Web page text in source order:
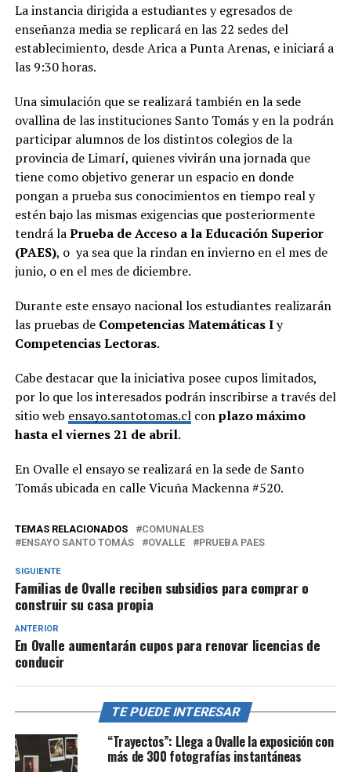
La instancia dirigida a estudiantes y egresados de
enseñanza media se replicará en las 22 sedes del
establecimiento, desde Arica a Punta Arenas, e iniciará a
las 9:30 horas.
Una simulación que se realizará también en la sede
ovallina de las instituciones Santo Tomás y en la podrán
participar alumnos de los distintos colegios de la
provincia de Limarí, quienes vivirán una jornada que
tiene como objetivo generar un espacio en donde
pongan a prueba sus conocimientos en tiempo real y
estén bajo las mismas exigencias que posteriormente
tendrá laPrueba de Acceso a la Educación Superior
(PAES), o ya sea que la rindan en invierno en el mes de
junio, o en el mes de diciembre.
Durante este ensayo nacional los estudiantes realizarán
las pruebas de Competencias Matemáticas Iy
Competencias Lectoras.
Cabe destacar que la iniciativa posee cupos limitados,
por lo que los interesados podrán inscribirse a través del
sitio web ensayo.santotomas.clconplazo máximo
hasta el viernes 21 de abril.
En Ovalle el ensayo se realizará en la sede de Santo
Tomás ubicada en calle Vicuña Mackenna #520.
TEMAS RELACIONADOS
COMUNALES
ENSAYO SANTO TOMÁS
OVALLE PRUEBA PAES
SIGUIENTE
Familias de Ovalle reciben subsidios para comprar o
construir su casa propia
ANTERIOR
En Ovalle aumentarán cupos para renovar licencias de
conducir
TE PUEDE INTERESAR
“Trayectos”: Llega a Ovalle la exposición con
más de 300 fotografías instantáneas